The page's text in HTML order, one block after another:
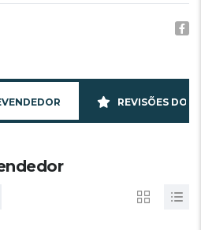
REVISÕES DO